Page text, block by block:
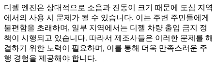
디젤 엔진은 상대적으로 소음과 진동이 크기 때문에 도심 지역
에서의 사용 시 문제가 될 수 있습니다. 이는 주변 주민들에게
불편함을 초래하며, 일부 지역에서는 디젤 차량 출입 금지 정
책이 시행되고 있습니다. 따라서 제조사들은 이러한 문제를 해
결하기 위한 노력이 필요하며, 이를 통해 더욱 만족스러운 주
행 경험을 제공해야 합니다.